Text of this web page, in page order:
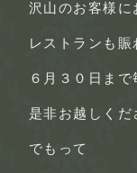
沢山のお客様に
レストランも賑
６月３０日まで
是非お越しくだ
でもって